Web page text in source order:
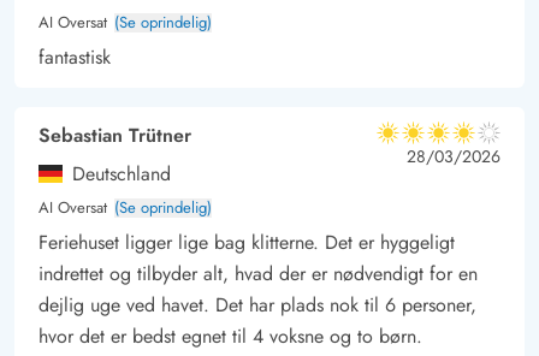
AI Oversat (Se oprindelig)
fantastisk
Sebastian Trütner
Deutschland
AI Oversat (Se oprindelig)
4 ud af 5
4 ud af 5
4 out of 5
28/03/2026
Feriehuset ligger lige bag klitterne. Det er hyggeligt
indrettet og tilbyder alt, hvad der er nødvendigt for en
dejlig uge ved havet. Det har plads nok til 6 personer,
hvor det er bedst egnet til 4 voksne og to børn.